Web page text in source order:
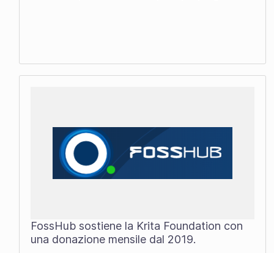
FossHub sostiene la Krita Foundation con
una donazione mensile dal 2019.